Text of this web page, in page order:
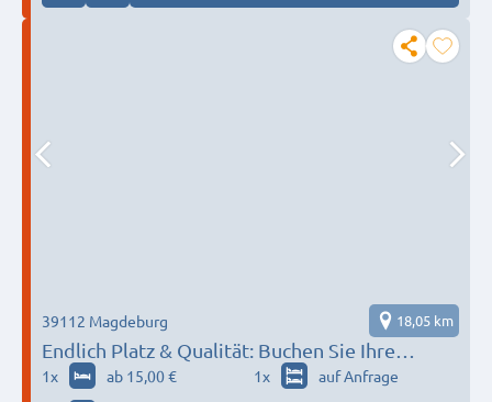
Endlich Platz & Qualität: Buchen Sie Ihre
Monteurwohnung für bis zu 6 Personen –
39112 Magdeburg 18,05 km
1x ab 15,00 € 1x auf Anfrage